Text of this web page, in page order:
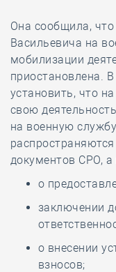
Она сообщила,
Васильевича на
мобилизации
приостановлена.
установить, что
свою
на военную
документов СРО, а
о
заключении
о внесении
взносов;